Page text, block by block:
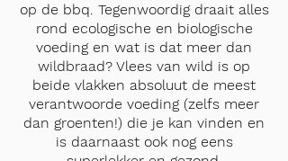
op de bbq. Tegenwoordig draait alles
rond ecologische en biologische
voeding en wat is dat meer dan
wildbraad? Vlees van wild is op
beide vlakken absoluut de meest
verantwoorde voeding (zelfs meer
dan groenten!) die je kan vinden en
is daarnaast ook nog eens